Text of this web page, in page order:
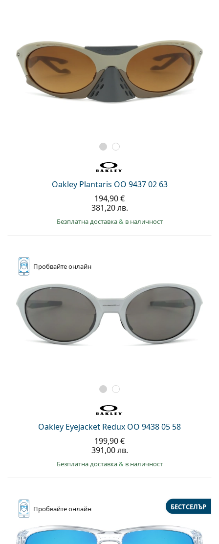
Oakley Plantaris OO 9437 02 63
194,90 €
381,20 лв.
Безплатна доставка& в наличност
Пробвайтеонлайн
Oakley Eyejacket Redux OO 9438 05 58
199,90 €
391,00 лв.
Безплатна доставка& в наличност
Пробвайтеонлайн БЕСТСЕЛЪР